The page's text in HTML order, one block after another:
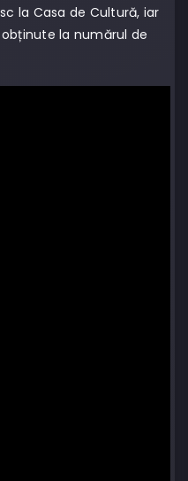
la Casa de Cultură, iar
la numărul de